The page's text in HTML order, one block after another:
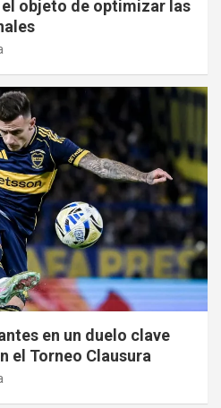
el objeto de optimizar las
en un duelo clave
el Torneo Clausura